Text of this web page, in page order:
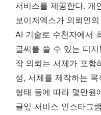
서비스를 제공한다. 개
보이저엑스가 의뢰인
AI 기술로 수천자에서
글씨를 쓸 수 있는 디
작 의뢰는 서체가 포함
성, 서체를 제작하는
형태 등에 따라 몇만원
글잎 서비스 인스타그